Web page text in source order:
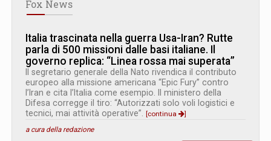
Fox News
Italia trascinata nella guerra Usa-Iran? Rutte
parla di 500 missioni dalle basi italiane. Il
governo replica: “Linea rossa mai superata”
Il segretario generale della Nato rivendica il contributo
europeo alla missione americana “Epic Fury” contro
l’Iran e cita l’Italia come esempio. Il ministero della
Difesa corregge il tiro: “Autorizzati solo voli logistici e
tecnici, mai attività operative”. [continua
]
a cura della redazione